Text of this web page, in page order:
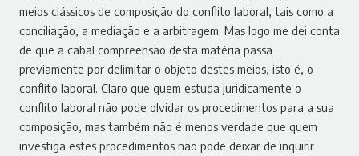
meios clássicos de composição do conflito laboral, tais como a
conciliação, a mediação e a arbitragem. Mas logo me dei conta
de que a cabal compreensão desta matéria passa
previamente por delimitar o objeto destes meios, isto é, o
conflito laboral. Claro que quem estuda juridicamente o
conflito laboral não pode olvidar os procedimentos para a sua
composição, mas também não é menos verdade que quem
investiga estes procedimentos não pode deixar de inquirir